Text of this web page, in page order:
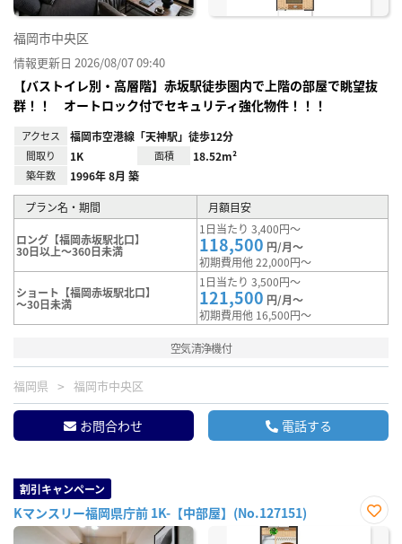
福岡市中央区
情報更新日 2026/08/07 09:40
【バストイレ別・高層階】赤坂駅徒歩圏内で上階の部屋で眺望抜
群！！ オートロック付でセキュリティ強化物件！！！
アクセス 福岡市空港線「天神駅」徒歩12分
間取り 1K 面積 18.52m²
築年数 1996年 8月 築
プラン名・期間 月額目安
ロング【福岡赤坂駅北口】
30日以上～360日未満
1日当たり 3,400円～
118,500 円/月～
初期費用他 22,000円～
ショート【福岡赤坂駅北口】
～30日未満
1日当たり 3,500円～
121,500 円/月～
初期費用他 16,500円～
空気清浄機付
福岡県 福岡市中央区
お問合わせ 電話する
割引キャンペーン
Kマンスリー福岡県庁前 1K-【中部屋】(No.127151)
お気